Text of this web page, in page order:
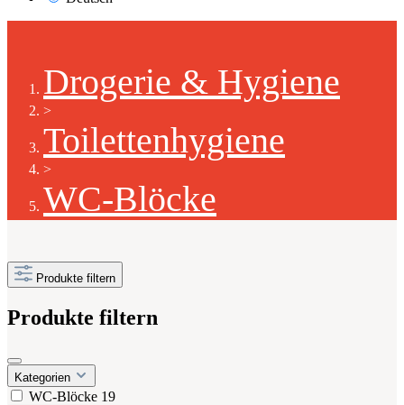
Drogerie & Hygiene
>
Toilettenhygiene
>
WC-Blöcke
Produkte filtern
Produkte filtern
Kategorien
WC-Blöcke 19